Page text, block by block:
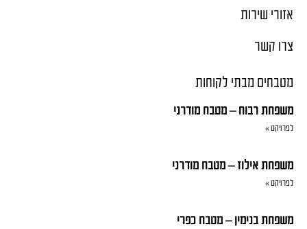
אזורי שירות
צרו קשר
מטבחים מבתי לקוחות
משפחת רבוח – מטבח מודרני
לפרויקט »
משפחת אילוז – מטבח מודרני
לפרויקט »
משפחת בנימין – מטבח כפרי